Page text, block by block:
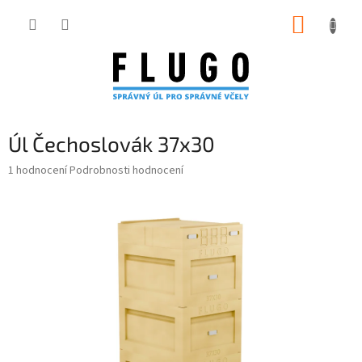
Úl Čechoslovák 37x30
Průměrné
1 hodnoceníPodrobnosti hodnocení